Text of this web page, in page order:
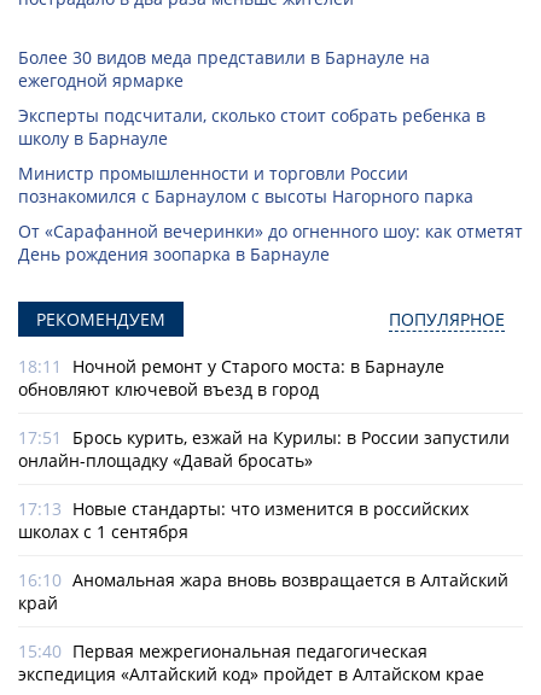
Более 30 видов меда представили в Барнауле на
ежегодной ярмарке
Эксперты подсчитали, сколько стоит собрать ребенка в
школу в Барнауле
Министр промышленности и торговли России
познакомился с Барнаулом с высоты Нагорного парка
От «Сарафанной вечеринки» до огненного шоу: как отметят
День рождения зоопарка в Барнауле
РЕКОМЕНДУЕМ ПОПУЛЯРНОЕ
18:11
Ночной ремонт у Старого моста: в Барнауле
обновляют ключевой въезд в город
17:51
Брось курить, езжай на Курилы: в России запустили
онлайн-­площадку «Давай бросать»
17:13 Новые стандарты: что изменится в российских
школах с 1 сентября
16:10 Аномальная жара вновь возвращается в Алтайский
край
15:40 Первая межрегиональная педагогическая
экспедиция «Алтайский код» пройдет в Алтайском крае